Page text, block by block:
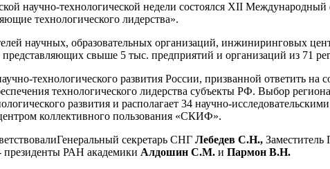
научно-технологической недели состоялся XII
технологического лидерства».
научных, образовательных организаций, инжиниринговых
свыше 5 тыс. предприятий и организаций из 71
технологического развития России, призванной ответить
технологического лидерства субъекты РФ. Выбор
развития и располагает 34 научно-
коллективного пользования «СКИФ».
секретарь СНГ Лебедев С.Н., Заместитель
президенты РАН академики Алдошин С.М. и Пармон В.Н.